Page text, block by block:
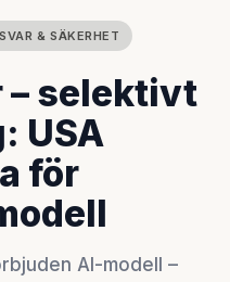
& SÄKERHET
– selektivt
USA
för
AI-modell –